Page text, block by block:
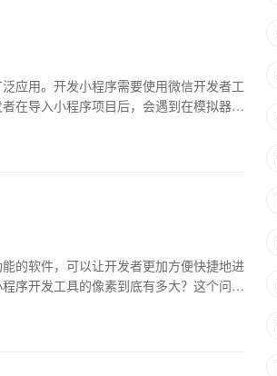
应用。开发小程序需要使用微信开发者工
在导入小程序项目后，会遇到在模拟器中
的软件，可以让开发者更加方便快捷地进
序开发工具的像素到底有多大？这个问题